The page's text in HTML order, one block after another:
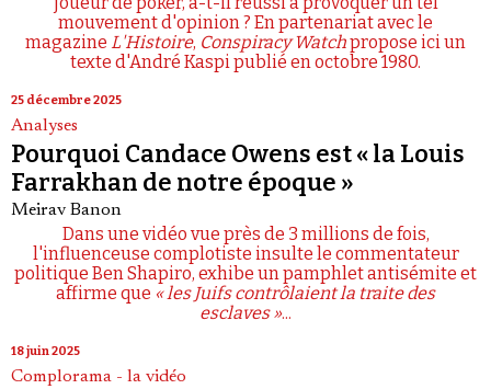
mouvement d'opinion ? En partenariat avec le
magazine L'Histoire, Conspiracy Watchpropose ici un
texte d'André Kaspi publié en octobre 1980.
25 décembre 2025
Analyses
Pourquoi Candace Owens est « la Louis
Farrakhan de notre époque »
Meirav Banon
Dans une vidéo vue près de 3 millions de fois,
l'influenceuse complotiste insulte le commentateur
politique Ben Shapiro, exhibe un pamphlet antisémite et
affirme que « les Juifs contrôlaient la traite des
esclaves »...
18 juin 2025
Complorama - la vidéo